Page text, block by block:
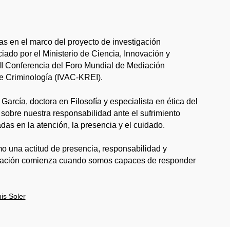
en el marco del proyecto de investigación
por el Ministerio de Ciencia, Innovación y
Conferencia del Foro Mundial de Mediación
Criminología (IVAC-KREI).
doctora en Filosofía y especialista en ética del
nuestra responsabilidad ante el sufrimiento
en la atención, la presencia y el cuidado.
una actitud de presencia, responsabilidad y
comienza cuando somos capaces de responder
Soler